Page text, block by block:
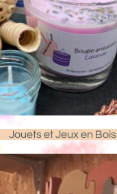
Jouets et Jeux en Bois